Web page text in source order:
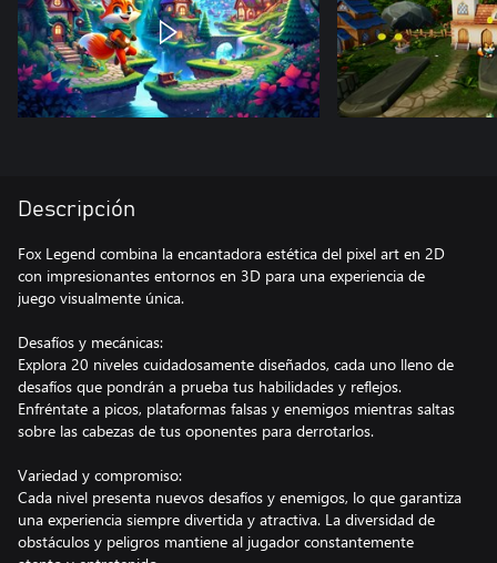
Descripción
Fox Legend combina la encantadora estética del pixel art en 2D
con impresionantes entornos en 3D para una experiencia de
juego visualmente única.
Desafíos y mecánicas:
Explora 20 niveles cuidadosamente diseñados, cada uno lleno de
desafíos que pondrán a prueba tus habilidades y reflejos.
Enfréntate a picos, plataformas falsas y enemigos mientras saltas
sobre las cabezas de tus oponentes para derrotarlos.
Variedad y compromiso:
Cada nivel presenta nuevos desafíos y enemigos, lo que garantiza
una experiencia siempre divertida y atractiva. La diversidad de
obstáculos y peligros mantiene al jugador constantemente